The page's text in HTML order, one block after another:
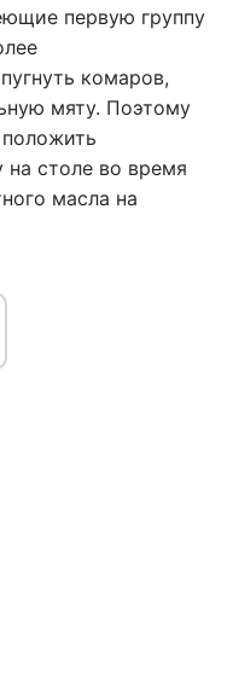
первую группу
комаров,
мяту. Поэтому
на столе во время
масла на